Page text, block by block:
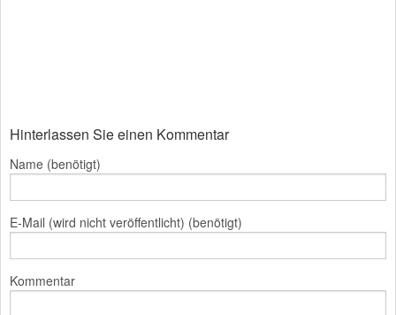
Hinterlassen Sie einen Kommentar
Name (benötigt)
E-Mail (wird nicht veröffentlicht) (benötigt)
Kommentar